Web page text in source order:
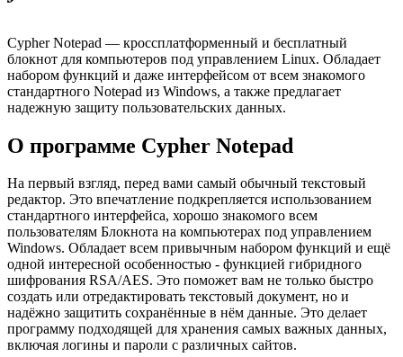
Cypher Notepad — кроссплатформенный и бесплатный
блокнот для компьютеров под управлением Linux. Обладает
набором функций и даже интерфейсом от всем знакомого
стандартного Notepad из Windows, а также предлагает
надежную защиту пользовательских данных.
О программе Cypher Notepad
На первый взгляд, перед вами самый обычный текстовый
редактор. Это впечатление подкрепляется использованием
стандартного интерфейса, хорошо знакомого всем
пользователям Блокнота на компьютерах под управлением
Windows. Обладает всем привычным набором функций и ещё
одной интересной особенностью - функцией гибридного
шифрования RSA/AES. Это поможет вам не только быстро
создать или отредактировать текстовый документ, но и
надёжно защитить сохранённые в нём данные. Это делает
программу подходящей для хранения самых важных данных,
включая логины и пароли с различных сайтов.